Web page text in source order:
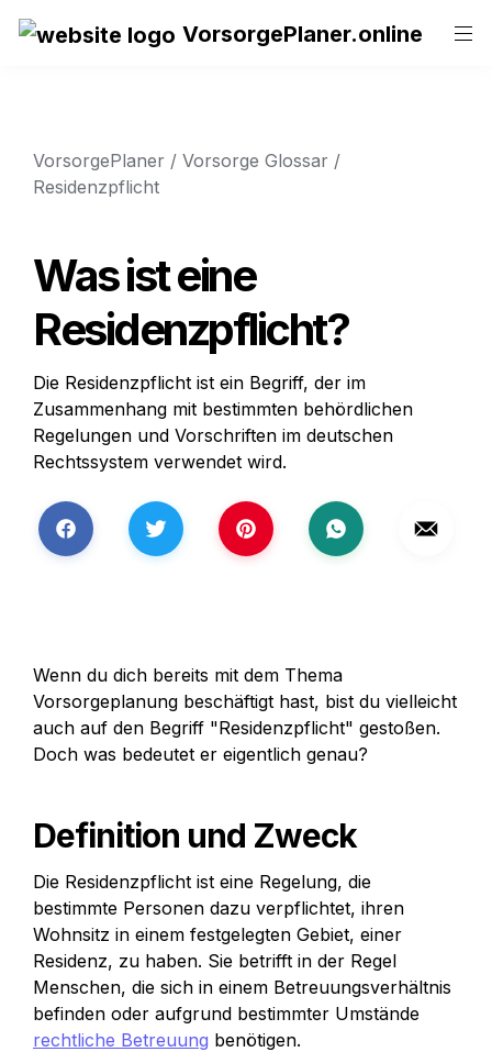
VorsorgePlaner.online
VorsorgePlaner / Vorsorge Glossar /
Residenzpflicht
Was ist eine
Residenzpflicht?
Die Residenzpflicht ist ein Begriff, der im
Zusammenhang mit bestimmten behördlichen
Regelungen und Vorschriften im deutschen
Rechtssystem verwendet wird.
Wenn du dich bereits mit dem Thema
Vorsorgeplanung beschäftigt hast, bist du vielleicht
auch auf den Begriff "Residenzpflicht" gestoßen.
Doch was bedeutet er eigentlich genau?
Definition und Zweck
Die Residenzpflicht ist eine Regelung, die
bestimmte Personen dazu verpflichtet, ihren
Wohnsitz in einem festgelegten Gebiet, einer
Residenz, zu haben. Sie betrifft in der Regel
Menschen, die sich in einem Betreuungsverhältnis
rechtliche Betreuung benötigen.